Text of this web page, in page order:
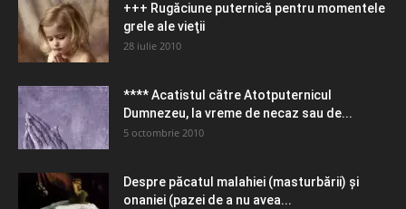
+++ Rugăciune puternică pentru momentele
grele ale vieţii
28 iulie 2010
**** Acatistul către Atotputernicul
Dumnezeu, la vreme de necaz sau de...
5 octombrie 2010
Despre păcatul malahiei (masturbării) şi
onaniei (pazei de a nu avea...